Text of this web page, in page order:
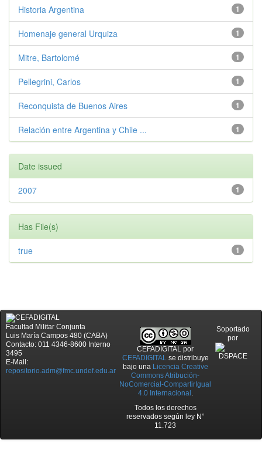
1
Historia Argentina
1
Homenaje general Urquiza
1
Mitre, Bartolomé
1
Pellegrini, Carlos
1
Reconquista de Buenos Aires
1
Relación entre Argentina y Chile ...
Date issued
1
2007
Has File(s)
1
true
Facultad Militar Conjunta
Luis María Campos 480 (CABA)
Contacto: 011 4346-8600 Interno
3495
E-Mail:
repositorio.adm@fmc.undef.edu.ar
CEFADIGITAL por
CEFADIGITALse distribuye
bajo una Licencia Creative
Commons Atribución-
NoComercial-CompartirIgual
4.0 Internacional .
Todos los derechos
reservados según ley N°
11.723
Soportado
por